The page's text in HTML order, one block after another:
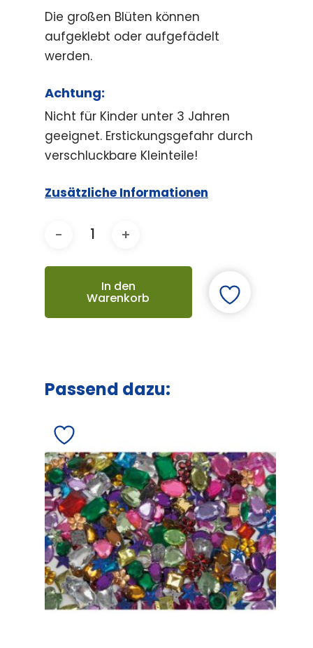
Die großen Blüten können
aufgeklebt oder aufgefädelt
werden.
Achtung:
Nicht für Kinder unter 3 Jahren
geeignet. Erstickungsgefahr durch
verschluckbare Kleinteile!
Zusätzliche Informationen
In den
Warenkorb
Passend dazu: